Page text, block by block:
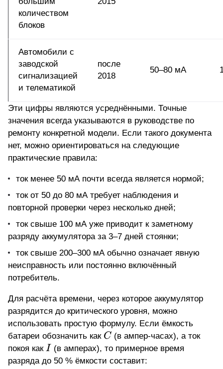
количеством
блоков
Автомобили с
заводской
сигнализацией
и телематикой
после
2018
50–80 мА
Эти цифры являются усреднёнными. Точные
значения всегда указываются в руководстве по
ремонту конкретной модели. Если такого документа
нет, можно ориентироваться на следующие
практические правила:
ток менее 50 мА почти всегда является нормой;
ток от 50 до 80 мА требует наблюдения и
повторной проверки через несколько дней;
ток свыше 100 мА уже приводит к заметному
разряду аккумулятора за 3–7 дней стоянки;
ток свыше 200–300 мА обычно означает явную
неисправность или постоянно включённый
потребитель.
Для расчёта времени, через которое аккумулятор
разрядится до критического уровня, можно
использовать простую формулу. Если ёмкость
батареи обозначить как C
C (в ампер-часах), а ток
покоя как I
I (в амперах), то примерное время
разряда до 50 % ёмкости составит: